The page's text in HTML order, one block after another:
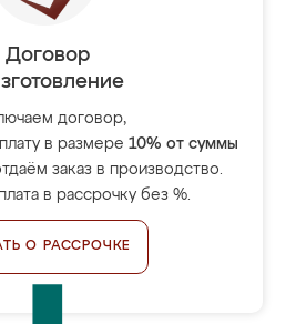
Договор
договор,
в размере 10% от суммы
заказ в производство.
в рассрочку без %.
О РАССРОЧКЕ